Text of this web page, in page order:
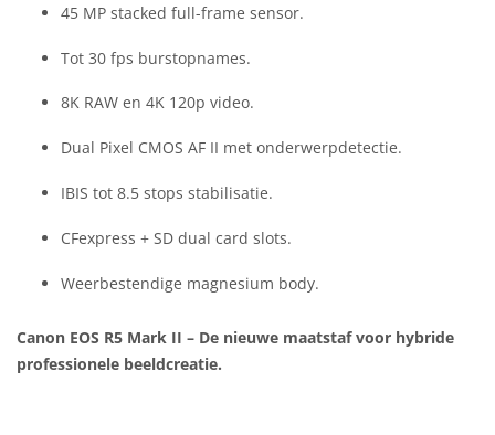
45 MP stacked full-frame sensor.
Tot 30 fps burstopnames.
8K RAW en 4K 120p video.
Dual Pixel CMOS AF II met onderwerpdetectie.
IBIS tot 8.5 stops stabilisatie.
CFexpress + SD dual card slots.
Weerbestendige magnesium body.
Canon EOS R5 Mark II – De nieuwe maatstaf voor hybride
professionele beeldcreatie.